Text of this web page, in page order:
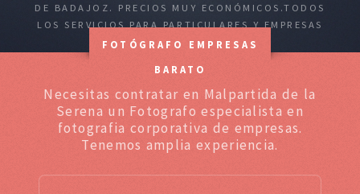
DE BADAJOZ. PRECIOS MUY ECONÓMICOS.TODOS
LOS SERVICIOS PARA PARTICULARES Y EMPRESAS
FOTÓGRAFO EMPRESAS
BARATO
Necesitas contratar en Malpartida de la
Serena un Fotografo especialista en
fotografia corporativa de empresas.
Tenemos amplia experiencia.